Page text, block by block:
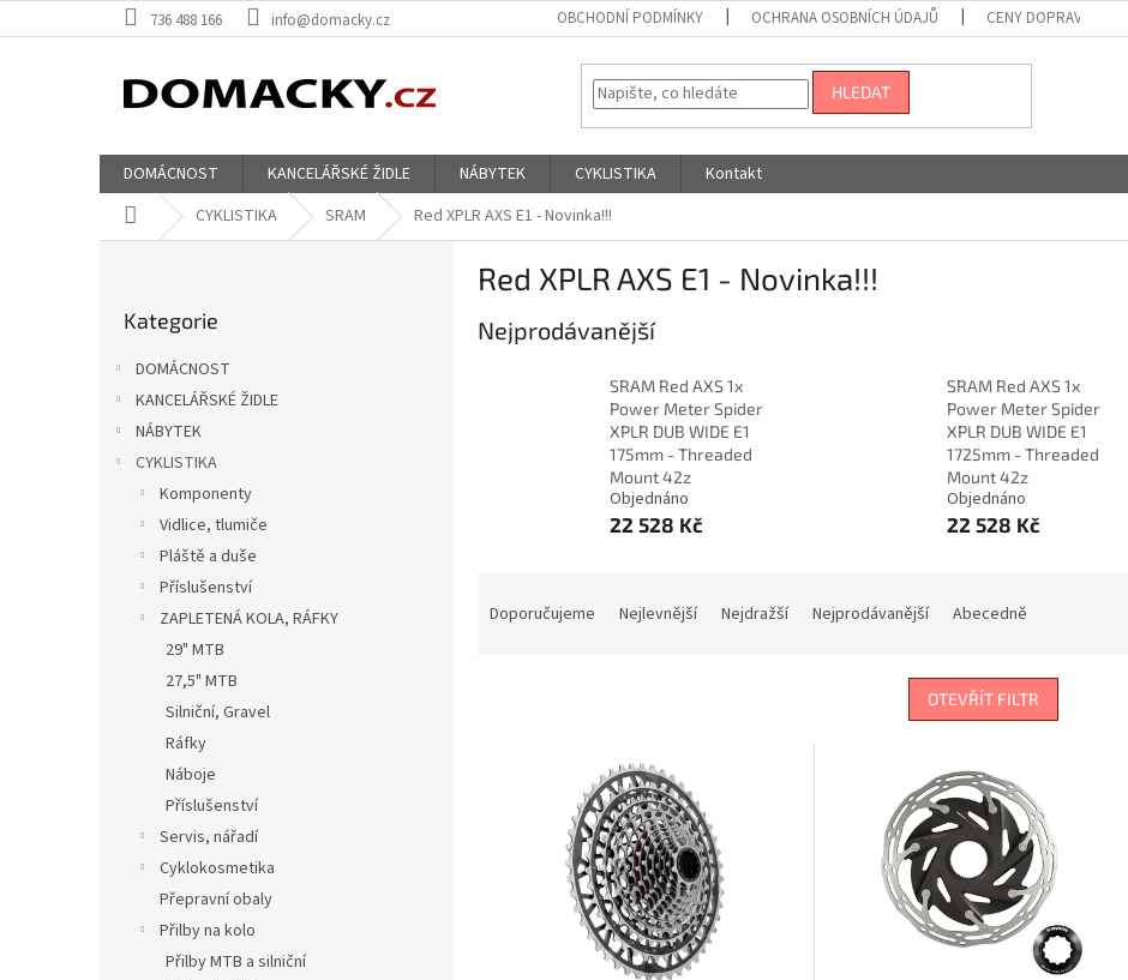
na
736 488 166 info@domacky.cz OBCHODNÍ PODMÍNKY OCHRANA OSOBNÍCH ÚDAJŮ CENY DOPRAVY
HLEDAT
DOMÁCNOST KANCELÁŘSKÉ ŽIDLE NÁBYTEK CYKLISTIKA
Kontakt
Domů CYKLISTIKA SRAM Red XPLR AXS E1 - Novinka!!!
kategorie
Kategorie
DOMÁCNOST
KANCELÁŘSKÉ ŽIDLE
NÁBYTEK
CYKLISTIKA
Komponenty
Vidlice, tlumiče
Pláště a duše
Příslušenství
ZAPLETENÁ KOLA, RÁFKY
29" MTB
27,5" MTB
Silniční, Gravel
Ráfky
Náboje
Příslušenství
Servis, nářadí
Cyklokosmetika
Přepravní obaly
Přilby na kolo
Přilby MTB a silniční
Red XPLR AXS E1 - Novinka!!!
Nejprodávanější
SRAM Red AXS 1x
Power Meter Spider
XPLR DUB WIDE E1
175mm - Threaded
Mount 42z
Objednáno
22 528 Kč
SRAM Red AXS 1x
Power Meter Spider
XPLR DUB WIDE E1
1725mm - Threaded
Mount 42z
Objednáno
22 528 Kč
Doporučujeme Nejlevnější Nejdražší Nejprodávanější Abecedně
OTEVŘÍT FILTR